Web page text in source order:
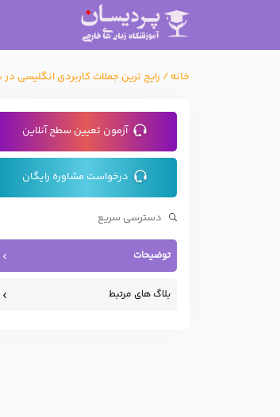
خانه / رایج ترین جملات کاربردی انگلیسی
آزمون تعیین سطح آنلاین
درخواست مشاوره رایگان
توضیحات
بلاگ های مرتبط